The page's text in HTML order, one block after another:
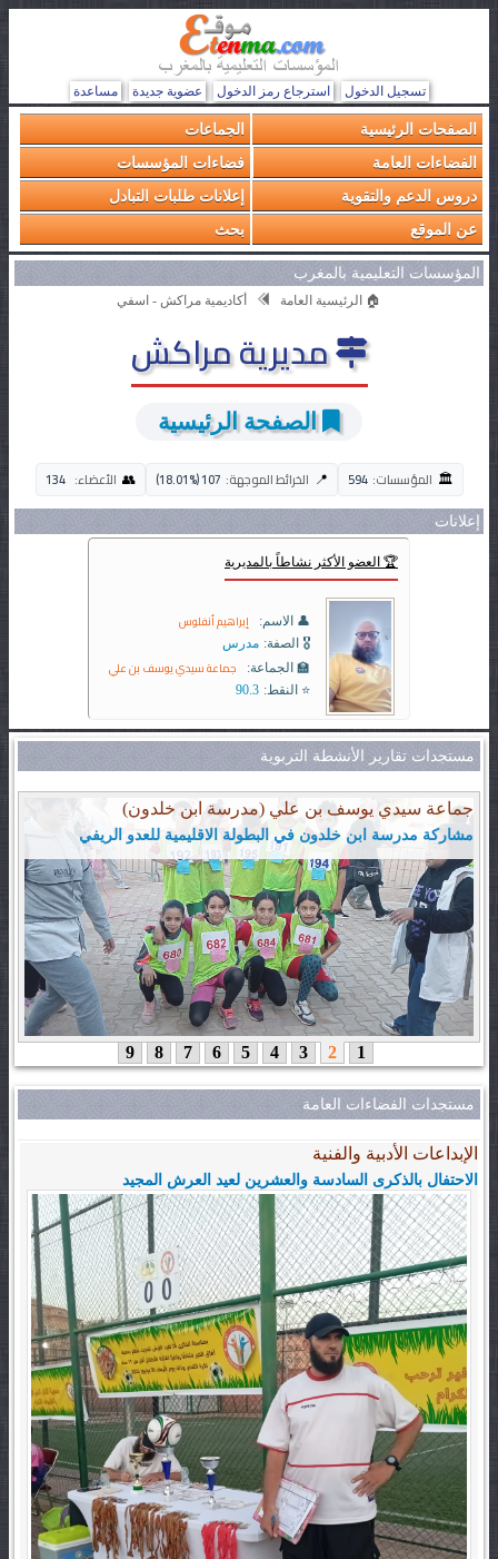
تسجيل الدخول استرجاع رمز الدخول عضوية جديدة مساعدة
الصفحات الرئيسية
الجماعات
الفضاءات العامة
فضاءات المؤسسات
دروس الدعم والتقوية
إعلانات طلبات التبادل
عن الموقع
بحث
المؤسسات التعليمية بالمغرب
🏠 الرئيسية العامة أكاديمية مراكش - اسفي
مديرية مراكش
الصفحة الرئيسية
🏛️ المؤسسات: 594
📍 الخرائط الموجهة: 107 (18.01%)
👥 الأعضاء: 134
إعلانات
🏆 العضو الأكثر نشاطاً بالمديرية
👤 الاسم: إبراهيم أنفلوس
🎖️ الصفة: مدرس
🏫 الجماعة:
جماعة سيدي يوسف بن علي
⭐ النقط: 90.3
مستجدات تقارير الأنشطة التربوية
جماعة سيدي يوسف بن علي (مدرسة ابن خلدون)
مشاركة مدرسة ابن خلدون في البطولة الاقليمية للعدو الريفي
1
2
3
4
5
6
7
8
9
مستجدات الفضاءات العامة
الإبداعات الأدبية والفنية
الاحتفال بالذكرى السادسة والعشرين لعيد العرش المجيد